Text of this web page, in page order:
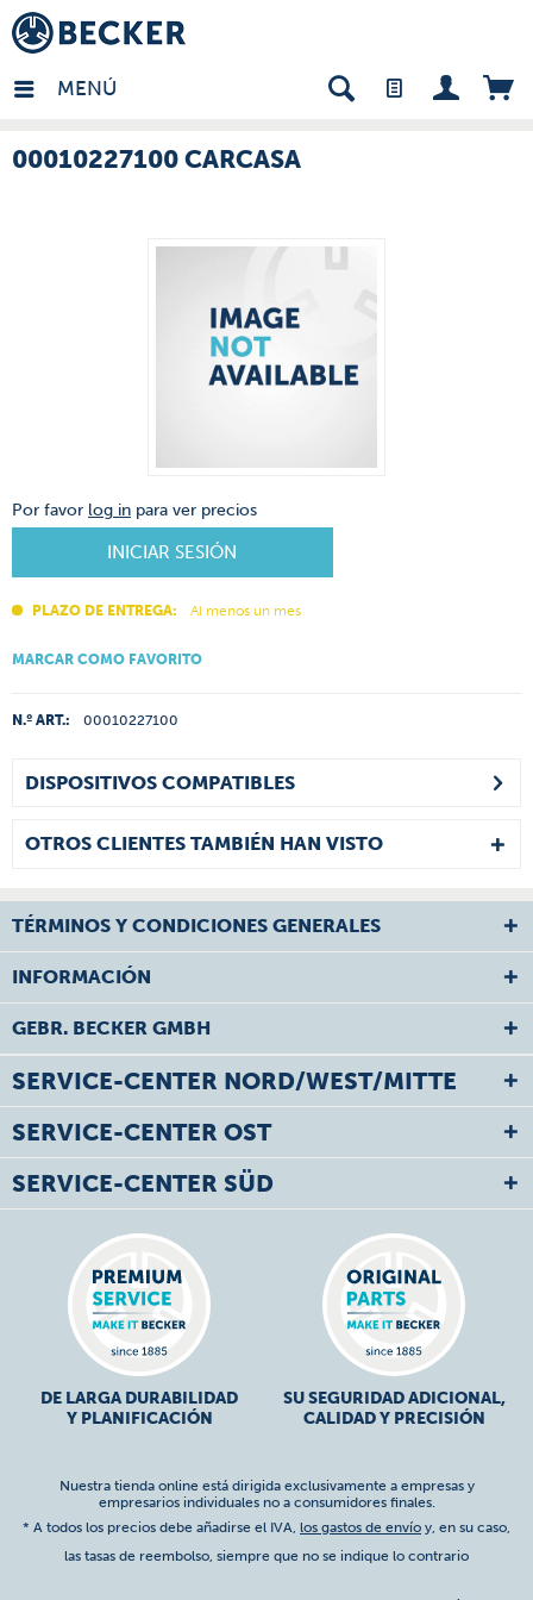
MENÚ
- ES
00010227100 CARCASA
Por favor log in para ver precios
INICIAR SESIÓN
PLAZO DE ENTREGA: Al menos un mes
MARCAR COMO FAVORITO
N.º ART.: 00010227100
DISPOSITIVOS COMPATIBLES
OTROS CLIENTES TAMBIÉN HAN VISTO
TÉRMINOS Y CONDICIONES GENERALES
INFORMACIÓN
GEBR. BECKER GMBH
SERVICE-CENTER NORD/WEST/MITTE
SERVICE-CENTER OST
SERVICE-CENTER SÜD
DE LARGA DURABILIDAD
Y PLANIFICACIÓN
SU SEGURIDAD ADICIONAL,
CALIDAD Y PRECISIÓN
Nuestra tienda online está dirigida exclusivamente a empresas y
empresarios individuales no a consumidores finales.
* A todos los precios debe añadirse el IVA, los gastos de envío y, en su caso,
las tasas de reembolso, siempre que no se indique lo contrario